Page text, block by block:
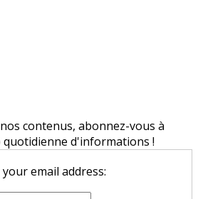
contenus, abonnez-vous à
d'informations !
email address: